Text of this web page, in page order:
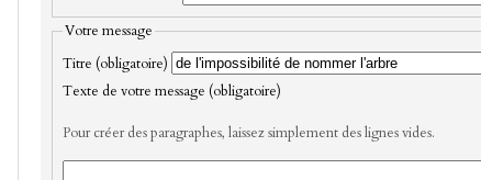
Votre message
Titre (obligatoire)
Texte de votre message (obligatoire)
Pour créer des paragraphes, laissez simplement des lignes vides.